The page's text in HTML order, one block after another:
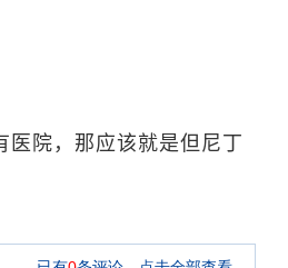
医院，那应该就是但尼丁